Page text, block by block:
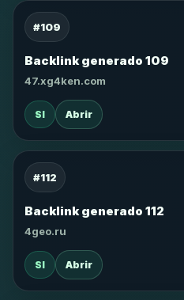
#109
Backlink generado 109
47.xg4ken.com
SI Abrir
#112
Backlink generado 112
4geo.ru
SI Abrir